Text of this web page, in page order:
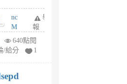
nc
M
U
F
U
舉
報
640點閱
/給分
1